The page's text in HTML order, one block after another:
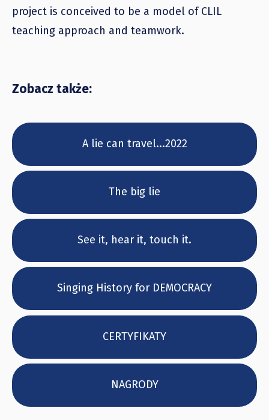
project is conceived to be a model of CLIL
teaching approach and teamwork.
Zobacz także:
A lie can travel...2022
The big lie
See it, hear it, touch it.
Singing History for DEMOCRACY
CERTYFIKATY
NAGRODY